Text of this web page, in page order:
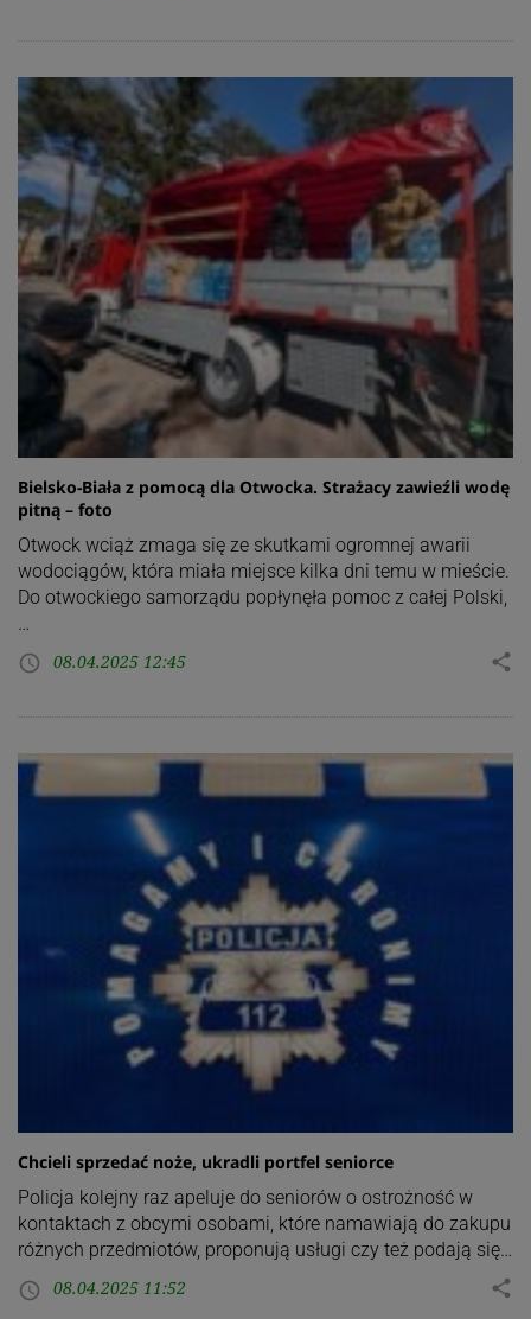
Bielsko-Biała z pomocą dla Otwocka. Strażacy zawieźli wodę
pitną – foto
Otwock wciąż zmaga się ze skutkami ogromnej awarii
wodociągów, która miała miejsce kilka dni temu w mieście.
Do otwockiego samorządu popłynęła pomoc z całej Polski,
…
access_time 08.04.2025 12:45 share
Chcieli sprzedać noże, ukradli portfel seniorce
Policja kolejny raz apeluje do seniorów o ostrożność w
kontaktach z obcymi osobami, które namawiają do zakupu
różnych przedmiotów, proponują usługi czy też podają się…
access_time 08.04.2025 11:52 share